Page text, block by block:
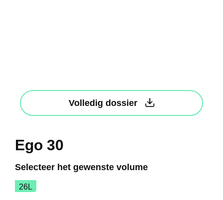
Volledig dossier
Ego 30
Selecteer het gewenste volume
26L